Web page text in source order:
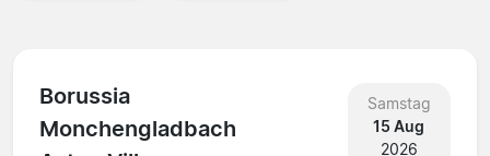
Borussia
Monchengladbach
Samstag
15 Aug
2026